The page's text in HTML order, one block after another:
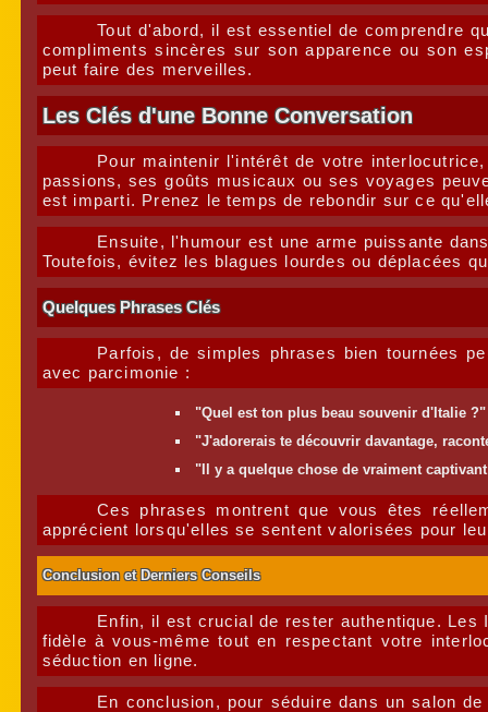
Tout d'abord, il est essentiel de comprendre
compliments sincères sur son apparence ou son
peut faire des merveilles.
Les Clés d'une Bonne Conversation
Pour maintenir l'intérêt de votre
passions, ses goûts musicaux ou ses voyages
est imparti. Prenez le temps de rebondir sur ce
Ensuite, l'humour est une arme puissante
Toutefois, évitez les blagues lourdes ou déplacées
Quelques Phrases Clés
Parfois, de simples phrases bien tournées
avec parcimonie :
"Quel est ton plus beau souvenir d'Italie ?"
"J'adorerais te découvrir davantage,
"Il y a quelque chose de vraiment
Ces phrases montrent que vous êtes
apprécient lorsqu'elles se sentent valorisées pour
Conclusion et Derniers Conseils
Enfin, il est crucial de rester authentique.
fidèle à vous-même tout en respectant votre
séduction en ligne.
En conclusion, pour séduire dans un salon